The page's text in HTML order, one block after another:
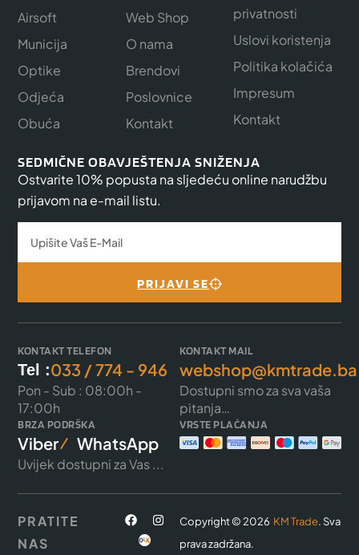
Airsoft
Municija
Optike
Odjeća
Obuća
Web Shop
O nama
Brendovi
Poslovnice
Kontakt
privatnosti
Uslovi koristenja
Politika kolačića
Impresum
Kontakt
SEDMIČNE OBAVJEŠTENJA SNIŽENJA
Ostvarite 10% popusta na sljedeću online narudžbu
prijavom na e-mail listu.
PRIJAVI SE
KONTAKT TELEFON
Tel :033 / 774 - 946
Pon - Sub : 08:00h -
17:00h
KONTAKT MAIL
webshop@kmtrade.ba
Dostupni smo za sva vaša
pitanja…
BRZA PODRŠKA
Viber WhatsApp
Uvijek dostupni za Vas ...
VRSTE PLAĆANJA
Copyright © 2026 KM Trade. Sva
prava zadržana.
PRATITE
NAS